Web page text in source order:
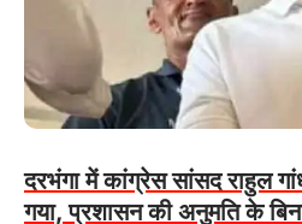
दरभंगा में कांग्रेस सांसद राहुल
गया, प्रशासन की अनुमति के